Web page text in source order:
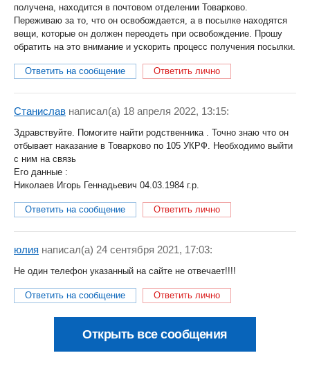
получена, находится в почтовом отделении Товарково.
Переживаю за то, что он освобождается, а в посылке находятся
вещи, которые он должен переодеть при освобождение. Прошу
обратить на это внимание и ускорить процесс получения посылки.
Ответить на сообщение Ответить лично
Станислав написал(a) 18 апреля 2022, 13:15:
Здравствуйте. Помогите найти родственника . Точно знаю что он
отбывает наказание в Товарково по 105 УКРФ. Необходимо выйти
с ним на связь
Его данные :
Николаев Игорь Геннадьевич 04.03.1984 г.р.
Ответить на сообщение Ответить лично
юлия написал(a) 24 сентября 2021, 17:03:
Не один телефон указанный на сайте не отвечает!!!!
Ответить на сообщение Ответить лично
Открыть все сообщения